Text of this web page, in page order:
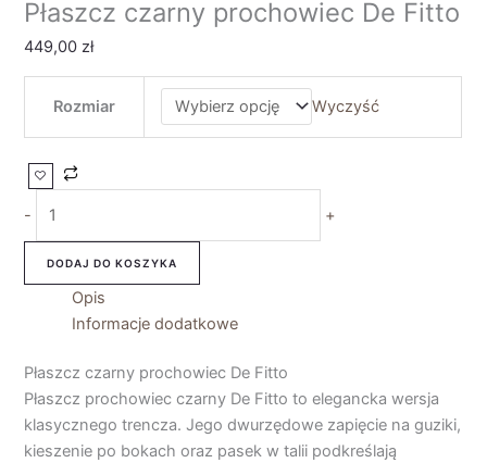
Płaszcz czarny prochowiec De Fitto
449,00zł
Rozmiar Wyczyść
- +
DODAJ DO KOSZYKA
Opis
Informacje dodatkowe
Płaszcz czarny prochowiec De Fitto
Płaszcz prochowiec czarny De Fitto to elegancka wersja
klasycznego trencza. Jego dwurzędowe zapięcie na guziki,
kieszenie po bokach oraz pasek w talii podkreślają